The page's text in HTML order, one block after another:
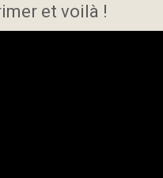
et voilà !